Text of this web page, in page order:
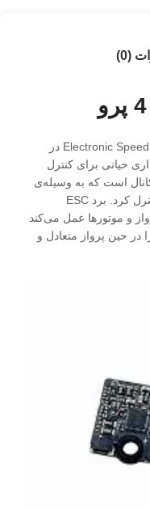
(0)
حیاتی برای کنترل
عمل می‌کند. این ماژول دارای 2 کانال است که به وسیله‌ی
آن می‌توان سرعت موتورهای پهپاد را کنترل کرد. برد ESC
و موتورها عمل می‌کند
در حین پرواز متعادل و